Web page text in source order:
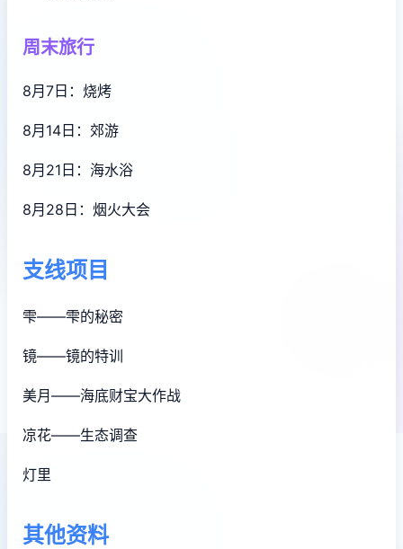
周末旅行
8月7日：烧烤
8月14日：郊游
8月21日：海水浴
8月28日：烟火大会
支线项目
雫——雫的秘密
镜——镜的特训
美月——海底财宝大作战
凉花——生态调查
灯里
其他资料